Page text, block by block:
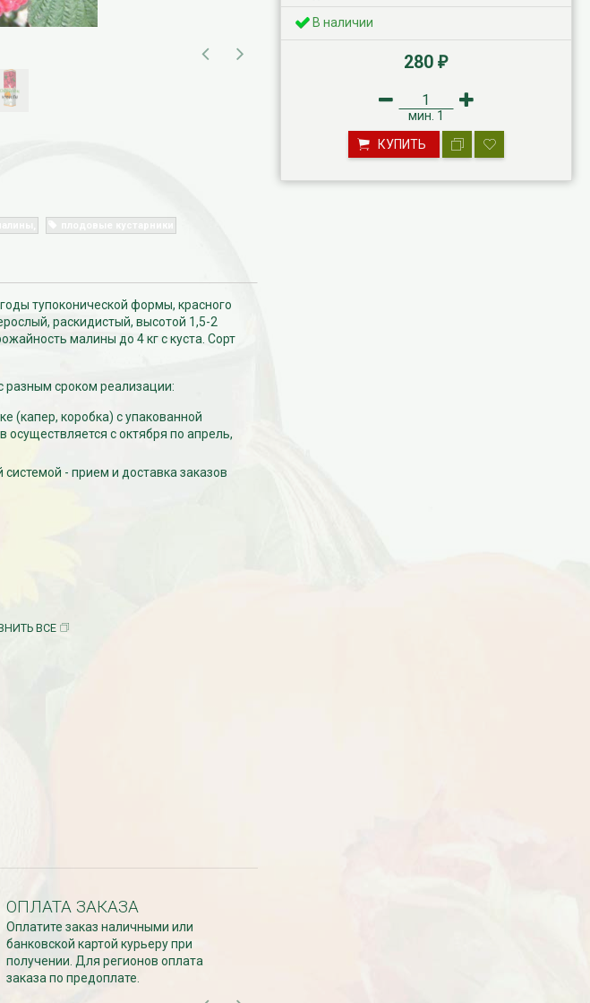
В наличии
280₽
мин. 1
КУПИТЬ
тупоконической формы, красного
раскидистый, высотой 1,5-2
малины до 4 кг с куста. Сорт
сроком реализации:
(капер, коробка) с упакованной
с октября по апрель,
- прием и доставка заказов
ВСЕ
ОПЛАТА ЗАКАЗА
Оплатите заказ наличными или
банковской картой курьеру при
получении. Для регионов оплата
заказа по предоплате.